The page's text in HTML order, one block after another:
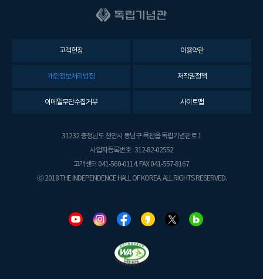
고객헌장 이용약관
개인정보처리방침 저작권정책
이메일무단수집거부 사이트맵
31232 충청남도 천안시 동남구 목천읍 독립기념관로 1
사업자등록번호 : 312-82-02552
고객센터 041-560-0114. FAX 041-557-8167.
ⓒ 2018 THE INDEPENDENCE HALL OF KOREA. ALL RIGHTS RESERVED.